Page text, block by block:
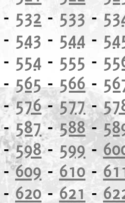
- 532 - 533 -
- 543 - 544 -
- 554 - 555 -
565-566-
576-577-
587-588-
598- 599-
-609- 610 -
- 620-621 -